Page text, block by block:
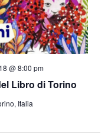
Libro di Torino
@ 8:00 pm
Italia